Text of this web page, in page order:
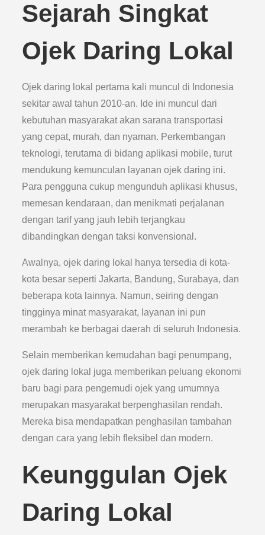
Sejarah Singkat
Ojek Daring Lokal
Ojek daring lokal pertama kali muncul di Indonesia
sekitar awal tahun 2010-an. Ide ini muncul dari
kebutuhan masyarakat akan sarana transportasi
yang cepat, murah, dan nyaman. Perkembangan
teknologi, terutama di bidang aplikasi mobile, turut
mendukung kemunculan layanan ojek daring ini.
Para pengguna cukup mengunduh aplikasi khusus,
memesan kendaraan, dan menikmati perjalanan
dengan tarif yang jauh lebih terjangkau
dibandingkan dengan taksi konvensional.
Awalnya, ojek daring lokal hanya tersedia di kota-
kota besar seperti Jakarta, Bandung, Surabaya, dan
beberapa kota lainnya. Namun, seiring dengan
tingginya minat masyarakat, layanan ini pun
merambah ke berbagai daerah di seluruh Indonesia.
Selain memberikan kemudahan bagi penumpang,
ojek daring lokal juga memberikan peluang ekonomi
baru bagi para pengemudi ojek yang umumnya
merupakan masyarakat berpenghasilan rendah.
Mereka bisa mendapatkan penghasilan tambahan
dengan cara yang lebih fleksibel dan modern.
Keunggulan Ojek
Daring Lokal